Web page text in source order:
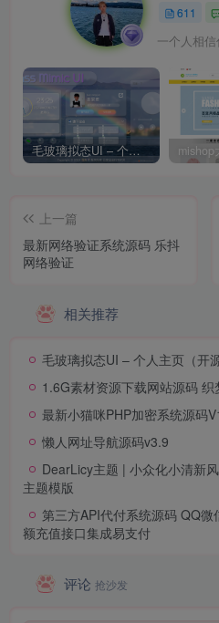
611
一个人相
毛玻璃拟态UI – 个人主页（开源版）
上一篇
最新网络验证系统源码 乐抖
网络验证
相关推荐
毛玻璃拟态UI – 个人主页（开源
1.6G素材资源下载网站源码
最新小猫咪PHP加密系统源码
懒人网址导航源码v3.9
DearLicy主题 | 小众化小清新
主题模版
第三方API代付系统源码 QQ
额充值接口集成易支付
评论 抢沙发